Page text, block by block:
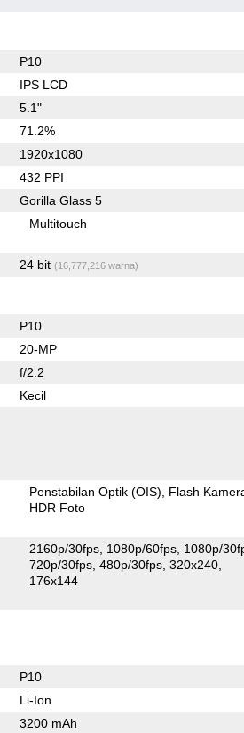
P10
IPS LCD
5.1"
71.2%
1920x1080
432 PPI
Gorilla Glass 5
Multitouch
24 bit (16,777,216 warna)
P10
20-MP
f/2.2
Kecil
Penstabilan Optik (OIS)
Flash
HDR Foto
2160p/30fps 1080p/60fps 1080p/
720p/30fps 480p/30fps 320x240
176x144
P10
Li-Ion
3200 mAh